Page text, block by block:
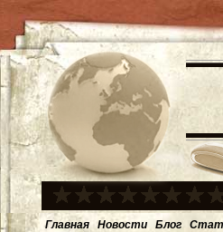
Главная Новости Блог